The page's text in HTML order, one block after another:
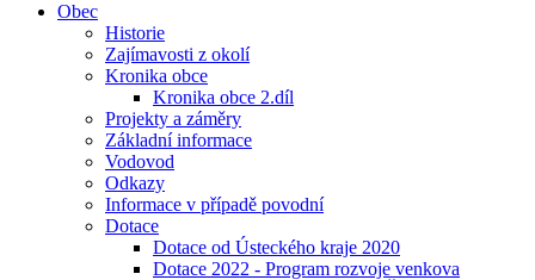
Obec
Historie
Zajímavosti z okolí
Kronika obce
Kronika obce 2.díl
Projekty a záměry
Základní informace
Vodovod
Odkazy
Informace v případě povodní
Dotace
Dotace od Ústeckého kraje 2020
Dotace 2022 - Program rozvoje venkova